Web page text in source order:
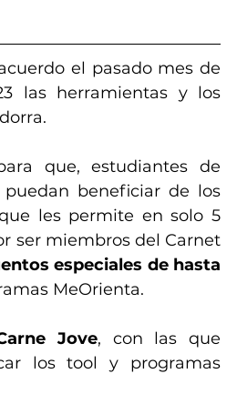
el pasado mes de
las herramientas y los
que, estudiantes de
les permite en solo 5
ser miembros del Carnet
especiales de hasta
MeOrienta.
Jove, con las que
los tool y programas